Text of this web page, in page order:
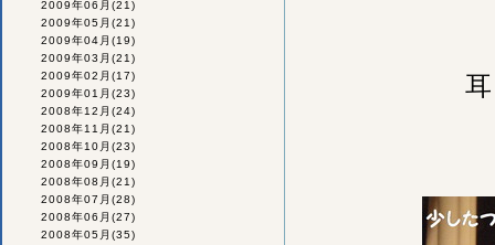
2009年06月 (21)
2009年05月 (21)
2009年04月 (19)
2009年03月 (21)
2009年02月 (17)
2009年01月 (23)
2008年12月 (24)
2008年11月 (21)
2008年10月 (23)
2008年09月 (19)
2008年08月 (21)
2008年07月 (28)
2008年06月 (27)
2008年05月 (35)